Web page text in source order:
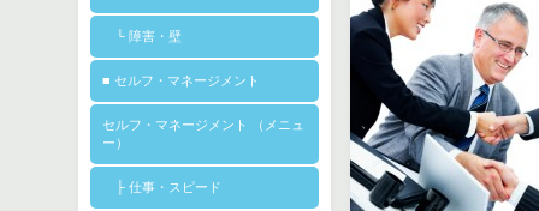
└ 障害・壁
■ セルフ・マネージメント
セルフ・マネージメント （メニュ
ー）
├ 仕事・スピード